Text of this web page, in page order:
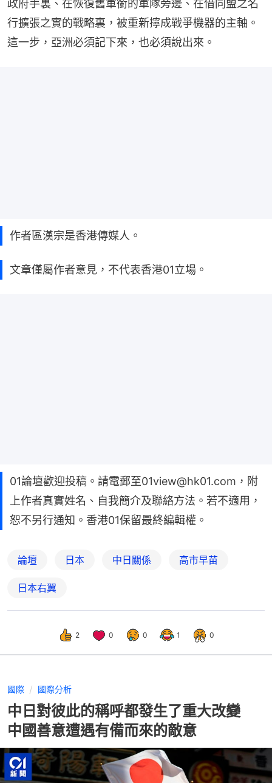
政府手裏、在恢復舊軍銜的軍隊旁邊、在借同盟之名
行擴張之實的戰略裏，被重新擰成戰爭機器的主軸。
這一步，亞洲必須記下來，也必須說出來。
作者區漢宗是香港傳媒人。
文章僅屬作者意見，不代表香港01立場。
01論壇歡迎投稿。請電郵至01view@hk01.com，附
上作者真實姓名、自我簡介及聯絡方法。若不適用，
恕不另行通知。香港01保留最終編輯權。
論壇 日本 中日關係 高市早苗
日本右翼
2 0 0 1 0
國際 國際分析
中日對彼此的稱呼都發生了重大改變
中國善意遭遇有備而來的敵意